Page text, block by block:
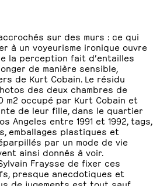
sur des murs : ce qui
à un voyeurisme ironique ouvre
la perception fait d’entailles
de manière sensible,
de Kurt Cobain. Le résidu
des deux chambres de
m2 occupé par Kurt Cobain et
de leur fille, dans le quartier
Angeles entre 1991 et 1992, tags,
emballages plastiques et
par un mode de vie
ainsi donnés à voir.
Fraysse de fixer ces
presque anecdotiques et
de jugements est tout sauf